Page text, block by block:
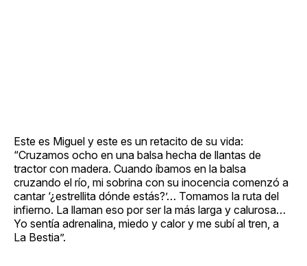
Este es Miguel y este es un retacito de su vida:
“Cruzamos ocho en una balsa hecha de llantas de
tractor con madera. Cuando íbamos en la balsa
cruzando el río, mi sobrina con su inocencia comenzó a
cantar ‘¿estrellita dónde estás?’… Tomamos la ruta del
infierno. La llaman eso por ser la más larga y calurosa…
Yo sentía adrenalina, miedo y calor y me subí al tren, a
La Bestia”.